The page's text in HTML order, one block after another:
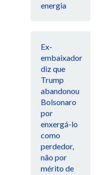
energia
Ex-
embaixador
diz que
Trump
abandonou
Bolsonaro
por
enxergá-lo
como
perdedor,
não por
mérito de